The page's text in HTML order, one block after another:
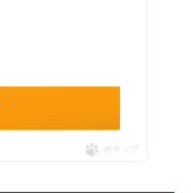
ポチップ